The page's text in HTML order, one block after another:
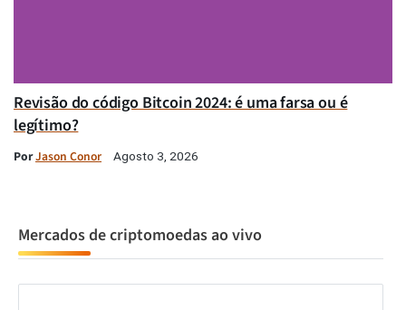
Revisão do código Bitcoin 2024: é uma farsa ou é
legítimo?
PorJason Conor Agosto 3, 2026
Mercados de criptomoedas ao vivo